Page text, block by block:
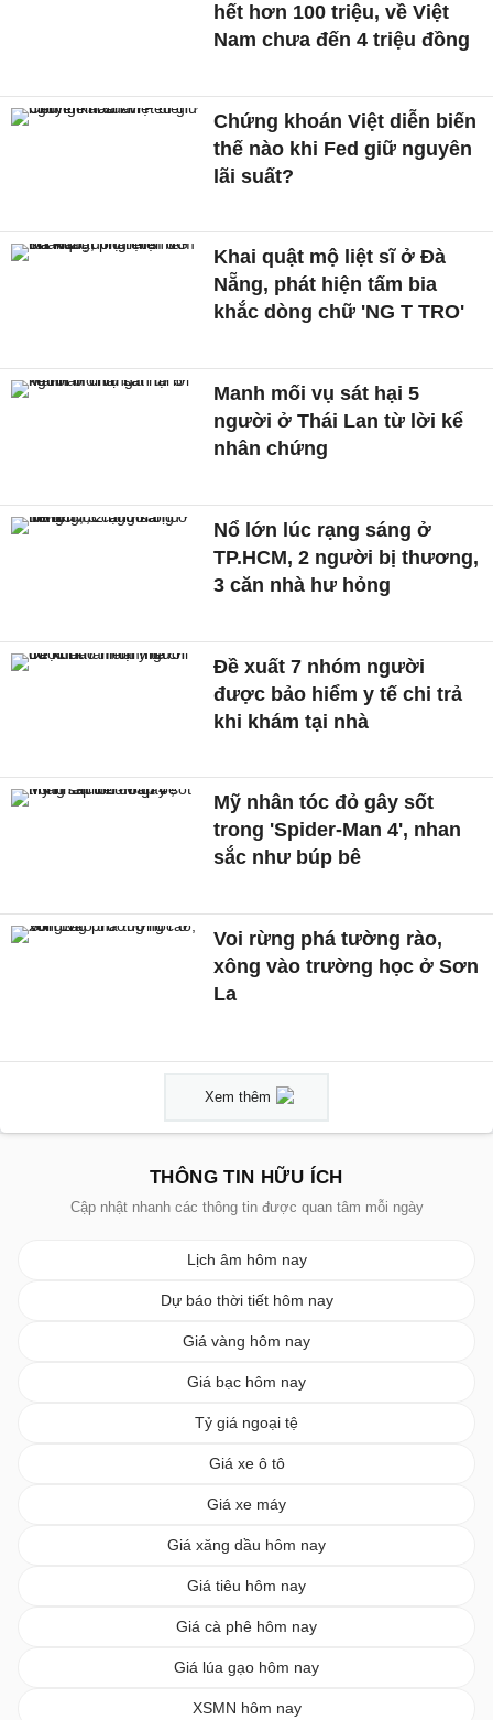
hết hơn 100 triệu, về Việt
Nam chưa đến 4 triệu đồng
Chứng khoán Việt diễn biến
thế nào khi Fed giữ nguyên
lãi suất?
Khai quật mộ liệt sĩ ở Đà
Nẵng, phát hiện tấm bia
khắc dòng chữ 'NG T TRO'
Manh mối vụ sát hại 5
người ở Thái Lan từ lời kể
nhân chứng
Nổ lớn lúc rạng sáng ở
TP.HCM, 2 người bị thương,
3 căn nhà hư hỏng
Đề xuất 7 nhóm người
được bảo hiểm y tế chi trả
khi khám tại nhà
Mỹ nhân tóc đỏ gây sốt
trong 'Spider-Man 4', nhan
sắc như búp bê
Voi rừng phá tường rào,
xông vào trường học ở Sơn
La
Xem thêm
THÔNG TIN HỮU ÍCH
Cập nhật nhanh các thông tin được quan tâm mỗi ngày
Lịch âm hôm nay
Dự báo thời tiết hôm nay
Giá vàng hôm nay
Giá bạc hôm nay
Tỷ giá ngoại tệ
Giá xe ô tô
Giá xe máy
Giá xăng dầu hôm nay
Giá tiêu hôm nay
Giá cà phê hôm nay
Giá lúa gạo hôm nay
XSMN hôm nay